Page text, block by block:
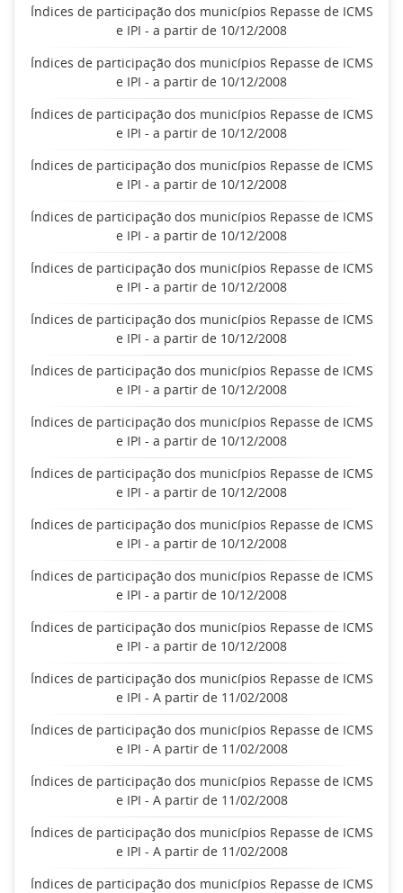
Índices de participação dos municípios Repasse de ICMS
e IPI - a partir de 10/12/2008
Índices de participação dos municípios Repasse de ICMS
e IPI - a partir de 10/12/2008
Índices de participação dos municípios Repasse de ICMS
e IPI - a partir de 10/12/2008
Índices de participação dos municípios Repasse de ICMS
e IPI - a partir de 10/12/2008
Índices de participação dos municípios Repasse de ICMS
e IPI - a partir de 10/12/2008
Índices de participação dos municípios Repasse de ICMS
e IPI - a partir de 10/12/2008
Índices de participação dos municípios Repasse de ICMS
e IPI - a partir de 10/12/2008
Índices de participação dos municípios Repasse de ICMS
e IPI - a partir de 10/12/2008
Índices de participação dos municípios Repasse de ICMS
e IPI - a partir de 10/12/2008
Índices de participação dos municípios Repasse de ICMS
e IPI - a partir de 10/12/2008
Índices de participação dos municípios Repasse de ICMS
e IPI - a partir de 10/12/2008
Índices de participação dos municípios Repasse de ICMS
e IPI - a partir de 10/12/2008
Índices de participação dos municípios Repasse de ICMS
e IPI - a partir de 10/12/2008
Índices de participação dos municípios Repasse de ICMS
e IPI - A partir de 11/02/2008
Índices de participação dos municípios Repasse de ICMS
e IPI - A partir de 11/02/2008
Índices de participação dos municípios Repasse de ICMS
e IPI - A partir de 11/02/2008
Índices de participação dos municípios Repasse de ICMS
e IPI - A partir de 11/02/2008
Índices de participação dos municípios Repasse de ICMS